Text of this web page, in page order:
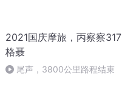
2021国庆摩旅，丙察察317
格聂
尾声，3800公里路程结束